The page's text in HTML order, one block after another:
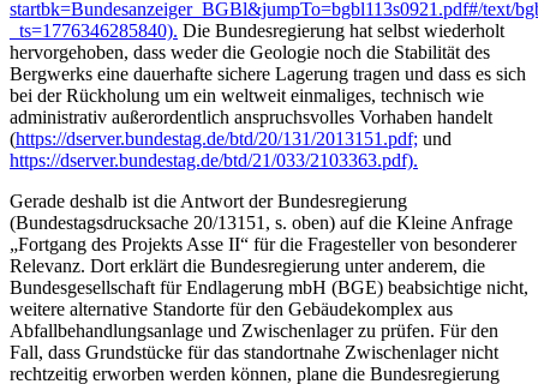
startbk=Bundesanzeiger_BGBl&jumpTo=bgbl113s0921.pdf#/text/
_ts=1776346285840). Die Bundesregierung hat selbst wiederholt
hervorgehoben, dass weder die Geologie noch die Stabilität des
Bergwerks eine dauerhafte sichere Lagerung tragen und dass es sich
bei der Rückholung um ein weltweit einmaliges, technisch wie
administrativ außerordentlich anspruchsvolles Vorhaben handelt
(https://dserver.bundestag.de/btd/20/131/2013151.pdf; und
https://dserver.bundestag.de/btd/21/033/2103363.pdf).
Gerade deshalb ist die Antwort der Bundesregierung
(Bundestagsdrucksache 20/13151, s. oben) auf die Kleine Anfrage
„Fortgang des Projekts Asse II“ für die Fragesteller von besonderer
Relevanz. Dort erklärt die Bundesregierung unter anderem, die
Bundesgesellschaft für Endlagerung mbH (BGE) beabsichtige nicht,
weitere alternative Standorte für den Gebäudekomplex aus
Abfallbehandlungsanlage und Zwischenlager zu prüfen. Für den
Fall, dass Grundstücke für das standortnahe Zwischenlager nicht
rechtzeitig erworben werden können, plane die Bundesregierung